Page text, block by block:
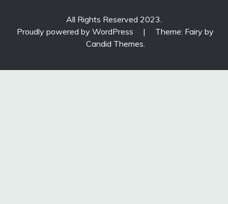
All Rights Reserved 2023.
Proudly powered by WordPress
|
Theme: Fairy by
Candid Themes